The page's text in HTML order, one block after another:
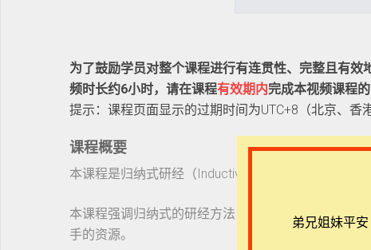
为了鼓励学员对整个课程进行有连贯性、完整且有效
频时长约6小时，请在课程有效期内完成本视频课程的
提示：课程页面显示的过期时间为UTC+8（北京、香
课程概要
本课程是归纳式研经（Inductive Bible Study，简称
本课程强调归纳式的研经方法，以及直接的、独立的
手的资源。
弟兄姐妹平安